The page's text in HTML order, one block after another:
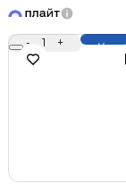
- 1 +